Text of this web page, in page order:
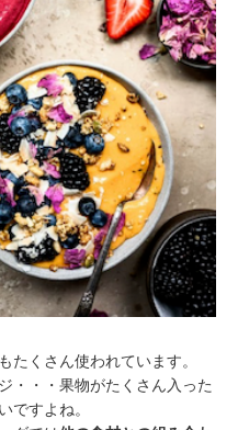
たくさん使われています。
・・・果物がたくさん入った
ですよね。